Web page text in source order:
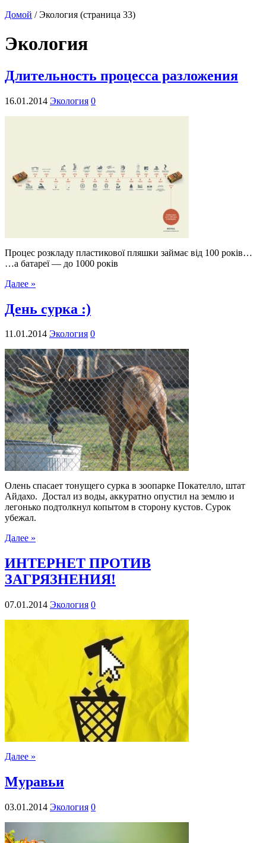
Домой / Экология (страница 33)
Экология
Длительность процесса разложения
16.01.2014 Экология 0
Процес розкладу пластикової пляшки займає від 100 років…
…а батареї — до 1000 років
Далее »
День сурка :)
11.01.2014 Экология 0
Олень спасает тонущего сурка в зоопарке Покателло, штат
Айдахо. Достал из воды, аккуратно опустил на землю и
легонько подтолкнул копытом в сторону кустов. Сурок
убежал.
Далее »
ИНТЕРНЕТ ПРОТИВ
ЗАГРЯЗНЕНИЯ!
07.01.2014 Экология 0
Далее »
Муравьи
03.01.2014 Экология 0